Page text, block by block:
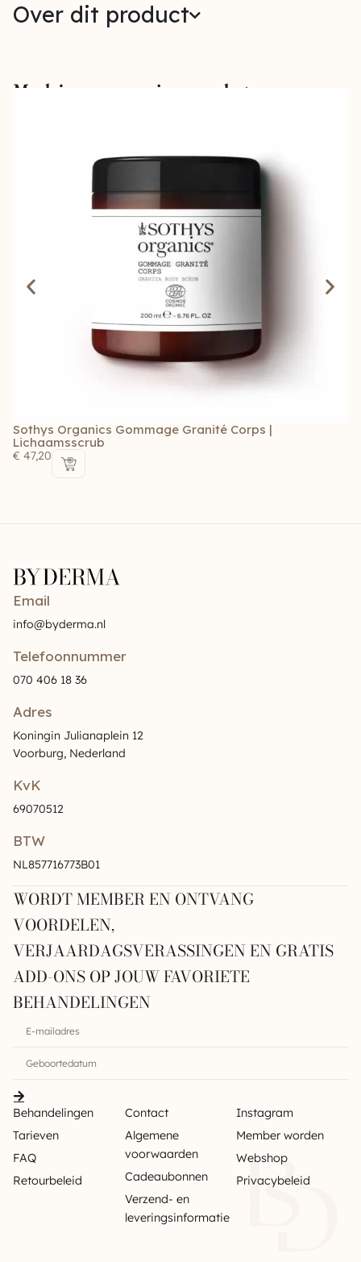
Over dit product
Maak jouw verzorging compleet
Sothys Organics Gommage Granité Corps |
Lichaamsscrub
€ 47,20
Email
info@byderma.nl
Telefoonnummer
070 406 18 36
Adres
Koningin Julianaplein 12
Voorburg, Nederland
KvK
69070512
BTW
NL857716773B01
WORDT MEMBER EN ONTVANG
VOORDELEN,
VERJAARDAGSVERASSINGEN EN GRATIS
ADD-ONS OP JOUW FAVORIETE
BEHANDELINGEN
Behandelingen
Tarieven
FAQ
Retourbeleid
Contact
Algemene
voorwaarden
Cadeaubonnen
Verzend- en
leveringsinformatie
Instagram
Member worden
Webshop
Privacybeleid